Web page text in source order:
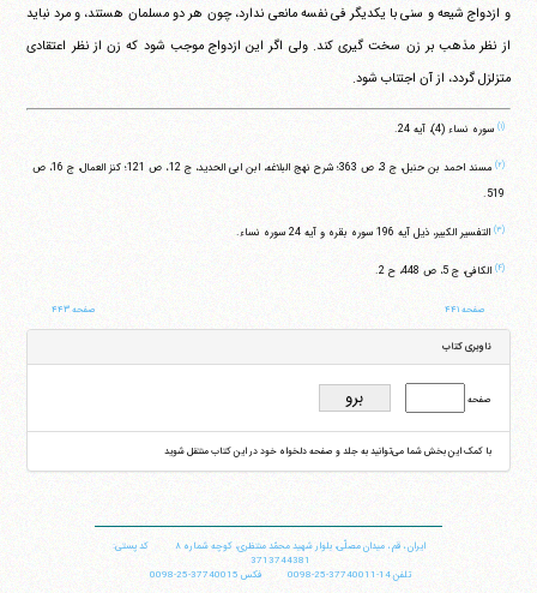
و ازدواج شیعه و سنی با یکدیگر فی نفسه مانعی ندارد، چون هر دو مسلمان هستند، و مرد نباید
از نظر مذهب بر زن سخت گیری کند. ولی اگر این ازدواج موجب شود که زن از نظر اعتقادی
متزلزل گردد، از آن اجتناب شود.
(۱) سوره نساء (4)، آیه 24.
(۲)
مسند احمد بن حنبل، ج 3، ص 363؛ شرح نهج البلاغه، ابن ابی الحدید، ج 12، ص 121؛ کنز العمال، ج 16، ص
519.
(۳) التفسیر الکبیر، ذیل آیه 196 سوره بقره و آیه 24 سوره نساء.
(۴) الکافی، ج 5، ص 448، ح 2.
صفحه ۴۴۱ صفحه ۴۴۳
ناوبری کتاب
صفحه
با کمک این بخش شما می‌توانید به جلد و صفحه دلخواه خود در این کتاب منتقل شوید
ایران،قم،میدان مصلّی، بلوار شهید محمّد منتظری، كوچه شماره ٨
کد پستی:
3713744381
تلفن14-37740011-25-0098 فکس 37740015-25-0098